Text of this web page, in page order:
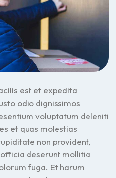
est et expedita
odio dignissimos
voluptatum deleniti
et quas molestias
non provident,
deserunt mollitia
fuga. Et harum